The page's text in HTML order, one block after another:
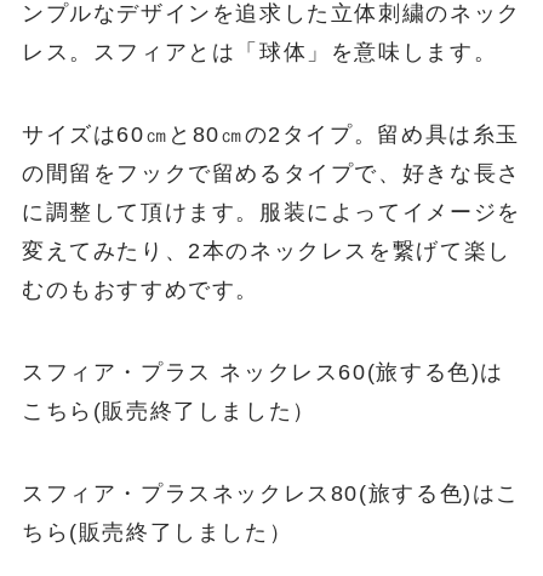
ンプルなデザインを追求した立体刺繍のネック
レス。スフィアとは「球体」を意味します。
サイズは60㎝と80㎝の2タイプ。留め具は糸玉
の間留をフックで留めるタイプで、好きな長さ
に調整して頂けます。服装によってイメージを
変えてみたり、2本のネックレスを繋げて楽し
むのもおすすめです。
スフィア・プラス ネックレス60(旅する色)は
こちら(販売終了しました）
スフィア・プラスネックレス80(旅する色)はこ
ちら(販売終了しました）